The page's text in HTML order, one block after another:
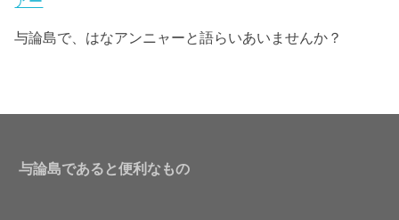
与論島で、はなアンニャーと語らいあいませんか？
与論島であると便利なもの